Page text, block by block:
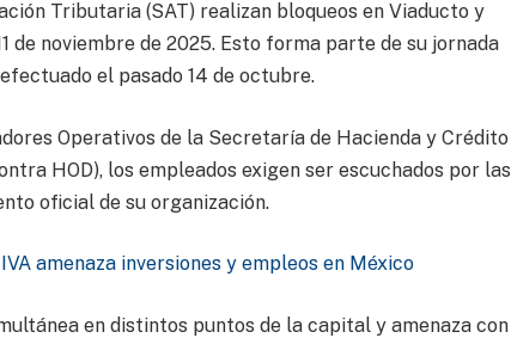
Tributaria (SAT) realizan bloqueos en Viaducto y
de noviembre de 2025. Esto forma parte de su jornada
el pasado 14 de octubre.
Operativos de la Secretaría de Hacienda y Crédito
HOD), los empleados exigen ser escuchados por las
oficial de su organización.
amenaza inversiones y empleos en México
en distintos puntos de la capital y amenaza con